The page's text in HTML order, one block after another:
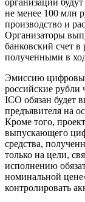
организаций
не менее 100 млн
производство и
Организаторы
банковский счет
полученными в
Эмиссию
российские рубли
ICO обязан будет
предъявителя на
Кроме того,
выпускающего
средства,
только на цели,
исполнению
номинальной
контролировать